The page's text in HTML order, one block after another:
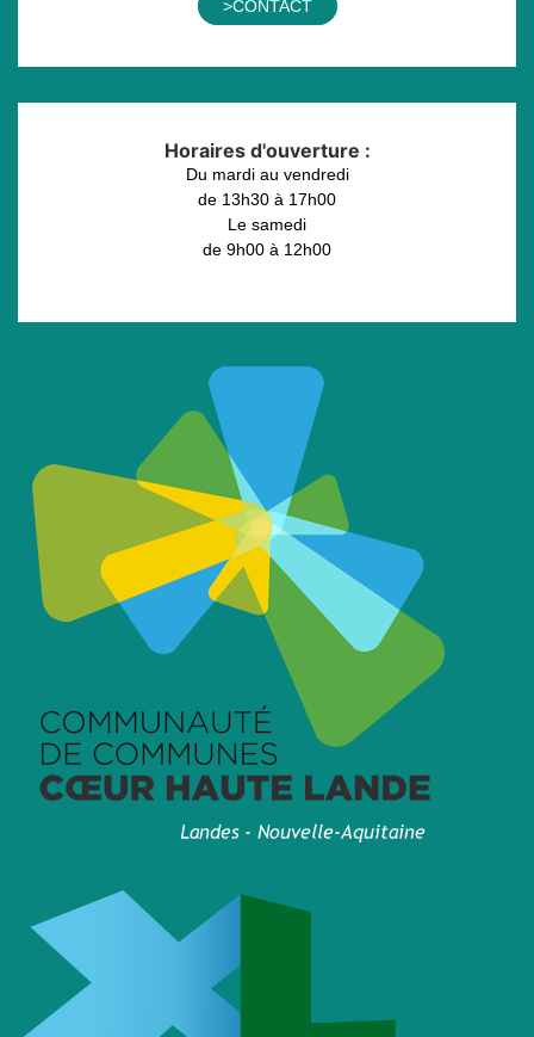
>CONTACT
Horaires d'ouverture :
Du mardi au vendredi
de 13h30 à 17h00
Le samedi
de 9h00 à 12h00